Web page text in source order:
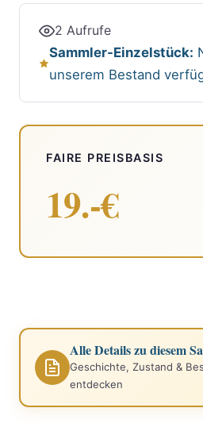
2 Aufrufe
Sammler-Einzelstück:
unserem Bestand
FAIRE PREISBASIS
19.-€
Alle Details zu diesem
Geschichte, Zustand &
entdecken